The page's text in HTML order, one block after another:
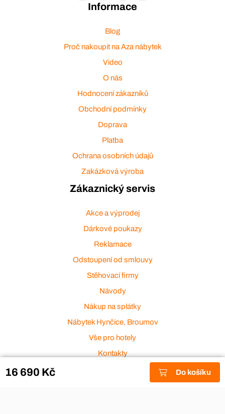
16 690 Kč Do košíku
Informace
Blog
Proč nakoupit na Aza nábytek
Video
O nás
Hodnocení zákazníků
Obchodní podmínky
Doprava
Platba
Ochrana osobních údajů
Zakázková výroba
Zákaznický servis
Akce a výprodej
Dárkové poukazy
Reklamace
Odstoupení od smlouvy
Stěhovací firmy
Návody
Nákup na splátky
Nábytek Hynčice, Broumov
Vše pro hotely
Kontakty
Přijímáme platební karty